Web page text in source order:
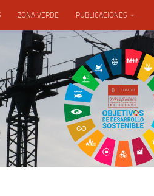
ZONA VERDE PUBLICACIONES